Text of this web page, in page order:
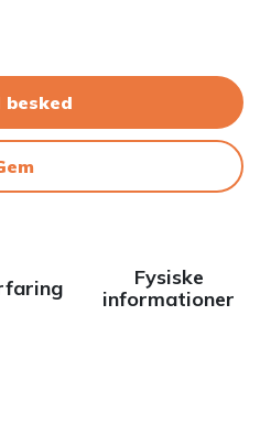
besked
Fysiske
informationer